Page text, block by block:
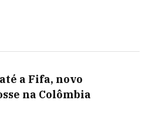
a Fifa, novo
na Colômbia